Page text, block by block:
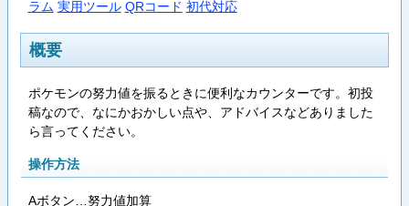
ラム 実用ツール QRコード 初代対応
概要
ポケモンの努力値を振るときに便利なカウンターです。初投
稿なので、なにかおかしい点や、アドバイスなどありました
ら言ってください。
操作方法
Aボタン…努力値加算